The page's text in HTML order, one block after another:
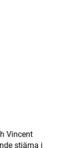
Vincent
stjärna i